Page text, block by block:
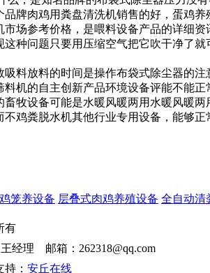
品牌肉鸡用粪盘清洗机销售的好， 蛋鸡养
场参考价格， 是喂料设备产品的详细资
种问题只要用压缩空气把它吹干净了就
吸料放料的时间是操作布袋式除尘器的注
料机的自主创新产品环境设备评能不能正
畜牧设备可能是水暖风暖两用 水暖风暖两
不鸡粪脱水机其他行业专用设备， 能够正
笼养设备 层叠式肉鸡养殖设备 全自动清
有
经理 邮箱：262318@qq.com
： 安丘在线